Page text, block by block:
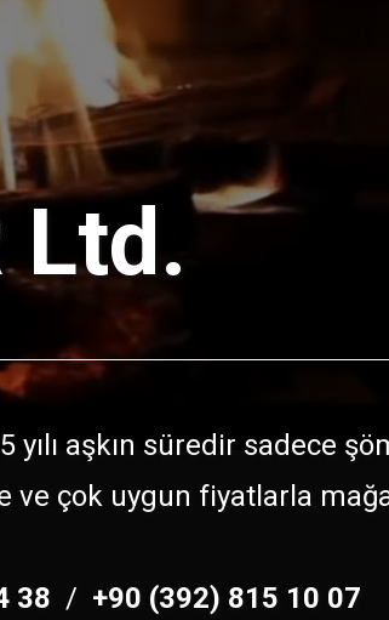
Ltd.
yılı aşkın süredir sadece
çok uygun fiyatlarla
38 / +90 (392) 815 10 07